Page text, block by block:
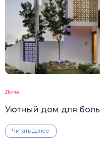
Дома
Уютный дом для
Читать далее